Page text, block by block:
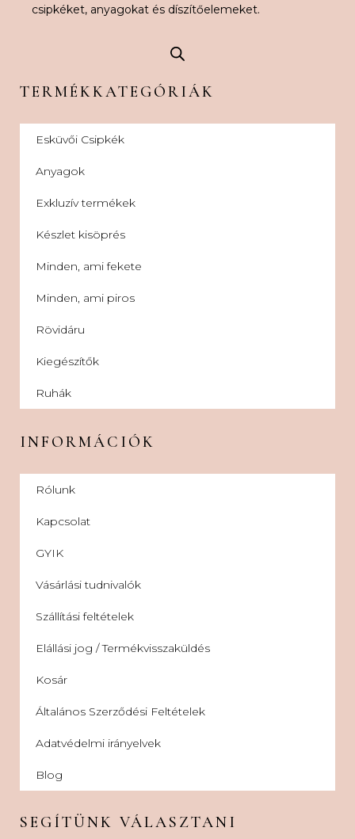
csipkéket, anyagokat és díszítőelemeket.
TERMÉKKATEGÓRIÁK
Esküvői Csipkék
Anyagok
Exkluzív termékek
Készlet kisöprés
Minden, ami fekete
Minden, ami piros
Rövidáru
Kiegészítők
Ruhák
INFORMÁCIÓK
Rólunk
Kapcsolat
GYIK
Vásárlási tudnivalók
Szállítási feltételek
Elállási jog / Termékvisszaküldés
Kosár
Általános Szerződési Feltételek
Adatvédelmi irányelvek
Blog
SEGÍTÜNK VÁLASZTANI